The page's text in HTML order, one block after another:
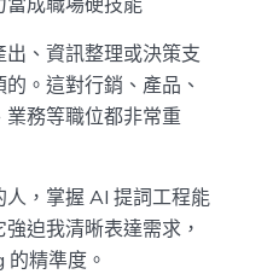
、資訊整理或決策支
。這對行銷、產品、
務等職位都非常重
，掌握 AI 提詞工程能
迫我清晰表達需求，
精準度。